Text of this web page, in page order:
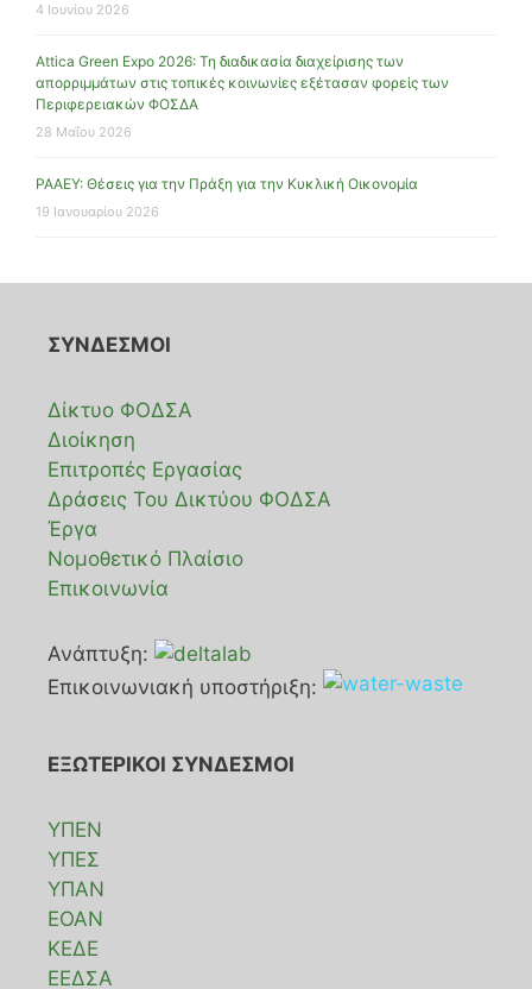
4 Ιουνίου 2026
Attica Green Expo 2026: Τη διαδικασία διαχείρισης των
απορριμμάτων στις τοπικές κοινωνίες εξέτασαν φορείς των
Περιφερειακών ΦΟΣΔΑ
28 Μαΐου 2026
ΡΑΑΕΥ: Θέσεις για την Πράξη για την Κυκλική Οικονομία
19 Ιανουαρίου 2026
ΣΥΝΔΕΣΜΟΙ
Δίκτυο ΦΟΔΣΑ
Διοίκηση
Επιτροπές Εργασίας
Δράσεις Του Δικτύου ΦΟΔΣΑ
Έργα
Νομοθετικό Πλαίσιο
Επικοινωνία
Ανάπτυξη:
Επικοινωνιακή υποστήριξη:
ΕΞΩΤΕΡΙΚΟΙ ΣΥΝΔΕΣΜΟΙ
ΥΠΕΝ
ΥΠΕΣ
ΥΠΑΝ
ΕΟΑΝ
ΚΕΔΕ
ΕΕΔΣΑ